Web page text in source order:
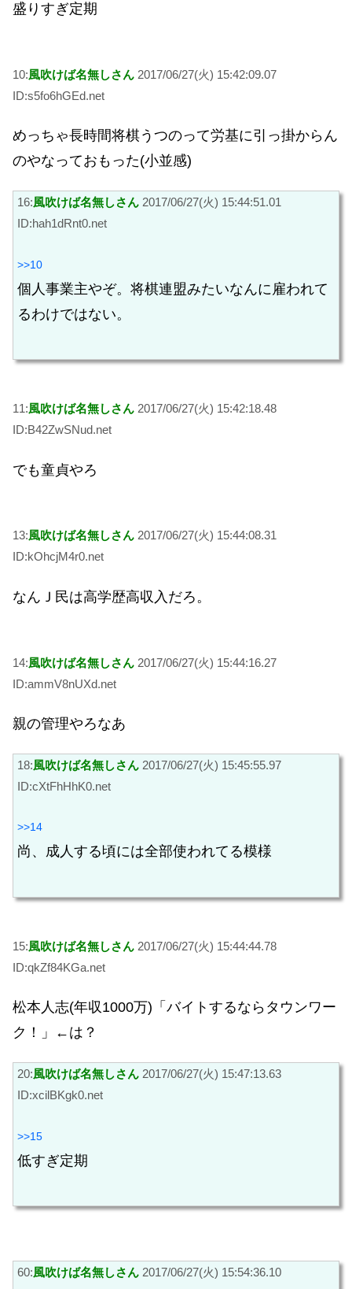
盛りすぎ定期
10:風吹けば名無しさん 2017/06/27(火) 15:42:09.07
ID:s5fo6hGEd.net
めっちゃ長時間将棋うつのって労基に引っ掛からん
のやなっておもった(小並感)
16:風吹けば名無しさん 2017/06/27(火) 15:44:51.01
ID:hah1dRnt0.net
>>10
個人事業主やぞ。将棋連盟みたいなんに雇われて
るわけではない。
11:風吹けば名無しさん 2017/06/27(火) 15:42:18.48
ID:B42ZwSNud.net
でも童貞やろ
13:風吹けば名無しさん 2017/06/27(火) 15:44:08.31
ID:kOhcjM4r0.net
なんＪ民は高学歴高収入だろ。
14:風吹けば名無しさん 2017/06/27(火) 15:44:16.27
ID:ammV8nUXd.net
親の管理やろなあ
18:風吹けば名無しさん 2017/06/27(火) 15:45:55.97
ID:cXtFhHhK0.net
>>14
尚、成人する頃には全部使われてる模様
15:風吹けば名無しさん 2017/06/27(火) 15:44:44.78
ID:qkZf84KGa.net
松本人志(年収1000万)「バイトするならタウンワー
ク！」←は？
20:風吹けば名無しさん 2017/06/27(火) 15:47:13.63
ID:xcilBKgk0.net
>>15
低すぎ定期
60:風吹けば名無しさん 2017/06/27(火) 15:54:36.10